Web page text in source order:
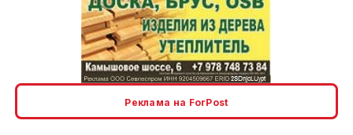
Реклама на ForPost